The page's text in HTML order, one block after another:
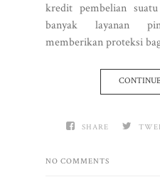
kredit pembelian
banyak layanan
memberikan proteksi
SHARE
NO COMMENTS